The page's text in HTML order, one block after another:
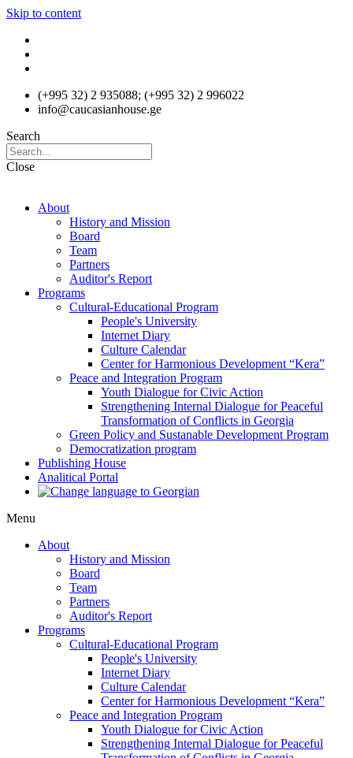
Skip to content
(+995 32) 2 935088; (+995 32) 2 996022
info@caucasianhouse.ge
Search
Close
About
History and Mission
Board
Team
Partners
Auditor's Report
Programs
Cultural-Educational Program
People's University
Internet Diary
Culture Calendar
Center for Harmonious Development “Kera”
Peace and Integration Program
Youth Dialogue for Civic Action
Strengthening Internal Dialogue for Peaceful
Transformation of Conflicts in Georgia
Green Policy and Sustanable Development Program
Democratization program
Publishing House
Analitical Portal
Menu
About
History and Mission
Board
Team
Partners
Auditor's Report
Programs
Cultural-Educational Program
People's University
Internet Diary
Culture Calendar
Center for Harmonious Development “Kera”
Peace and Integration Program
Youth Dialogue for Civic Action
Strengthening Internal Dialogue for Peaceful